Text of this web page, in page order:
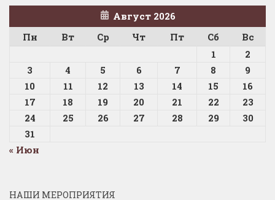
Август 2026
Пн
Вт Ср Чт Пт Сб
Вс
1
2
3
4 5 6 7 8
9
10
11 12 13 14 15
16
17
18 19 20 21 22
23
24
25 26 27 28 29
30
31
« Июн
НАШИ МЕРОПРИЯТИЯ